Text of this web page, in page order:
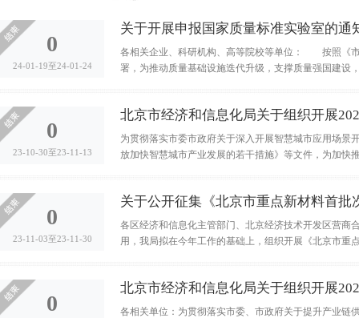
0
24-01-19至24-01-24
关于开展申报国家质量标准实验室的通
各相关企业、科研机构、高等院校等单位： 按照《市
署，为推动质量基础设施迭代升级，支撑质量强国建设
0
23-10-30至23-11-13
北京市经济和信息化局关于组织开展
为贯彻落实市委市政府关于深入开展智慧城市应用场景
放加快智慧城市产业发展的若干措施》等文件，为加快
0
23-11-03至23-11-30
关于公开征集《北京市重点新材料首批
各区经济和信息化主管部门、北京经济技术开发区营商
用，我局拟在今年工作的基础上，组织开展《北京市重
0
北京市经济和信息化局关于组织开展
各相关单位：为贯彻落实市委、市政府关于提升产业链